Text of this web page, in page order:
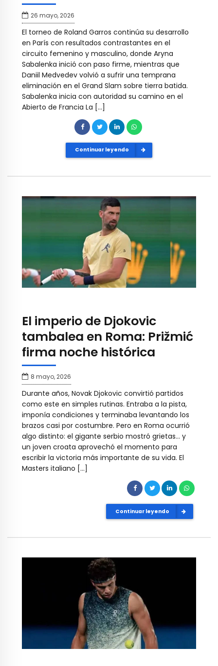
26 mayo, 2026
El torneo de Roland Garros continúa su desarrollo
en París con resultados contrastantes en el
circuito femenino y masculino, donde Aryna
Sabalenka inició con paso firme, mientras que
Daniil Medvedev volvió a sufrir una temprana
eliminación en el Grand Slam sobre tierra batida.
Sabalenka inicia con autoridad su camino en el
Abierto de Francia La […]
Continuar leyendo
El imperio de Djokovic
tambalea en Roma: Prižmić
firma noche histórica
8 mayo, 2026
Durante años, Novak Djokovic convirtió partidos
como este en simples rutinas. Entraba a la pista,
imponía condiciones y terminaba levantando los
brazos casi por costumbre. Pero en Roma ocurrió
algo distinto: el gigante serbio mostró grietas… y
un joven croata aprovechó el momento para
escribir la victoria más importante de su vida. El
Masters italiano […]
Continuar leyendo